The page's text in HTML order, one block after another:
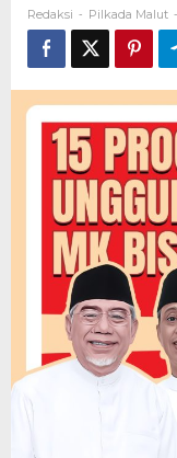
Redaksi - Pilkada Malut -